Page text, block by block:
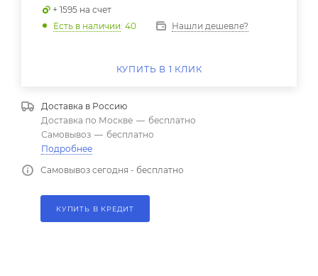
+ 1595 на счет
Есть в наличии: 40 Нашли дешевле?
КУПИТЬ В 1 КЛИК
Доставка в Россию
Доставка по Москве — бесплатно
Самовывоз — бесплатно
Подробнее
Самовывоз сегодня - бесплатно
КУПИТЬ В КРЕДИТ